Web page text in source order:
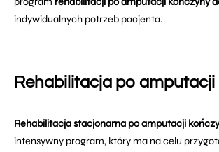
indywidualnych potrzeb pacjenta.
Rehabilitacja po amputacji
Rehabilitacja stacjonarna po amputacji
intensywny program, który ma na celu